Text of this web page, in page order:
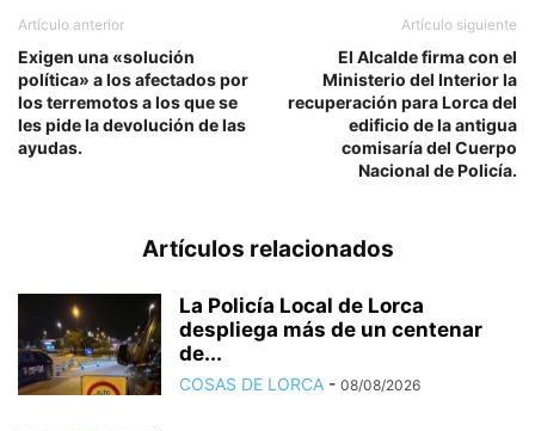
Artículo anterior
Exigen una «solución
política» a los afectados por
los terremotos a los que se
les pide la devolución de las
ayudas.
Artículo siguiente
El Alcalde firma con el
Ministerio del Interior la
recuperación para Lorca del
edificio de la antigua
comisaría del Cuerpo
Nacional de Policía.
Artículos relacionados
La Policía Local de Lorca
despliega más de un centenar
de...
COSAS DE LORCA - 08/08/2026